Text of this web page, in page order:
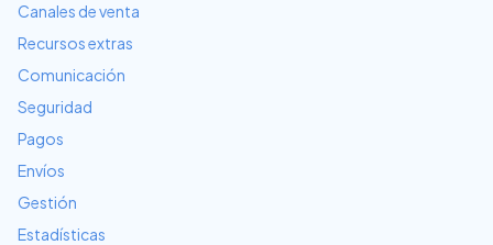
Canales de venta
Recursos extras
Comunicación
Seguridad
Pagos
Envíos
Gestión
Estadísticas